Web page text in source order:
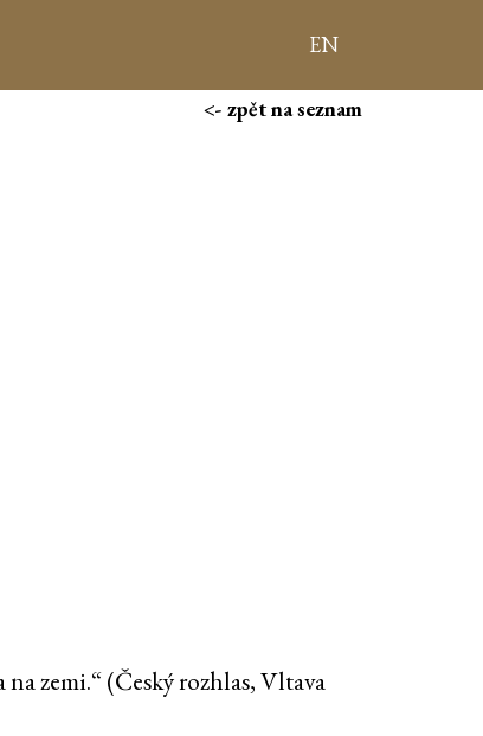
EN
<- zpět na seznam
zemi.“ (Český rozhlas, Vltava